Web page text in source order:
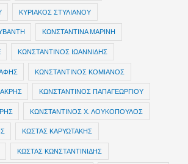
ΚΥΡΙΑΚΟΣ ΣΤΥΛΙΑΝΟΥ
ΚΩΝΣΤΑΝΤΙΝΑ ΜΑΡΙΝΗ
ΚΩΝΣΤΑΝΤΙΝΟΣ ΙΩΑΝΝΙΔΗΣ
ΚΩΝΣΤΑΝΤΙΝΟΣ ΚΟΜΙΑΝΟΣ
ΚΩΝΣΤΑΝΤΙΝΟΣ ΠΑΠΑΓΕΩΡΓΙΟΥ
ΚΩΝΣΤΑΝΤΙΝΟΣ Χ. ΛΟΥΚΟΠΟΥΛΟΣ
ΚΩΣΤΑΣ ΚΑΡΥΩΤΑΚΗΣ
ΚΩΣΤΑΣ ΚΩΝΣΤΑΝΤΙΝΙΔΗΣ